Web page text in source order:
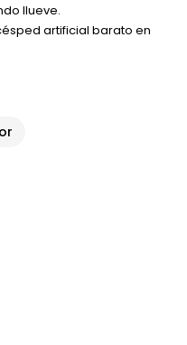
llueve.
artificial barato en